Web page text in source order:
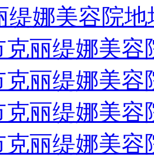
缇娜美容院
克丽缇娜美容
克丽缇娜美容
克丽缇娜美容
克丽缇娜美容